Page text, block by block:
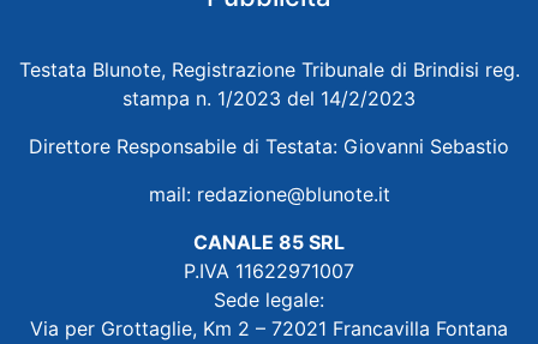
Testata Blunote, Registrazione Tribunale di Brindisi reg.
stampa n. 1/2023 del 14/2/2023
Direttore Responsabile di Testata: Giovanni Sebastio
mail: redazione@blunote.it
CANALE 85 SRL
P.IVA 11622971007
Sede legale:
Via per Grottaglie, Km 2 – 72021 Francavilla Fontana